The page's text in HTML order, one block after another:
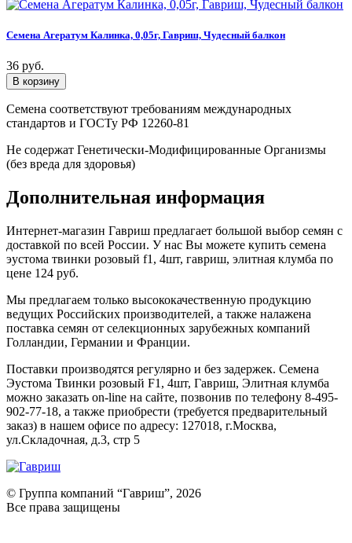
Семена Агератум Калинка, 0,05г, Гавриш, Чудесный балкон
36 руб.
Семена соответствуют требованиям международных
стандартов и ГОСТу РФ 12260-81
Не содержат Генетически-Модифицированные Организмы
(без вреда для здоровья)
Дополнительная информация
Интернет-магазин Гавриш предлагает большой выбор семян с
доставкой по всей России. У нас Вы можете купить семена
эустома твинки розовый f1, 4шт, гавриш, элитная клумба по
цене 124 руб.
Мы предлагаем только высококачественную продукцию
ведущих Российских производителей, а также налажена
поставка семян от селекционных зарубежных компаний
Голландии, Германии и Франции.
Поставки производятся регулярно и без задержек. Семена
Эустома Твинки розовый F1, 4шт, Гавриш, Элитная клумба
можно заказать on-line на сайте, позвонив по телефону 8-495-
902-77-18, а также приобрести (требуется предварительный
заказ) в нашем офисе по адресу: 127018, г.Москва,
ул.Складочная, д.3, стр 5
© Группа компаний “Гавриш”, 2026
Все права защищены